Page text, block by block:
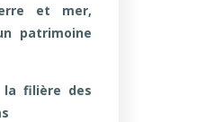
et mer,
patrimoine
filière des